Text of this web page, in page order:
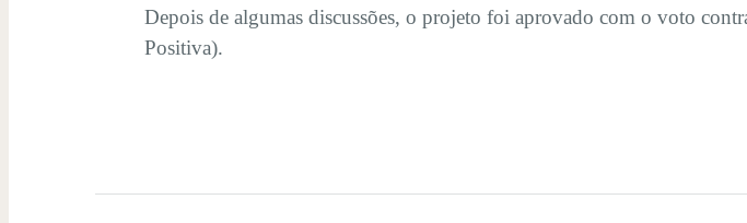
Depois de algumas discussões, o projeto foi aprovado com o voto
Positiva).